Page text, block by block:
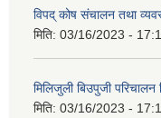
विपद् कोष संचालन तथा
मिति: 03/16/2023 -
मिलिजुली बिउपुजी
मिति: 03/16/2023 -